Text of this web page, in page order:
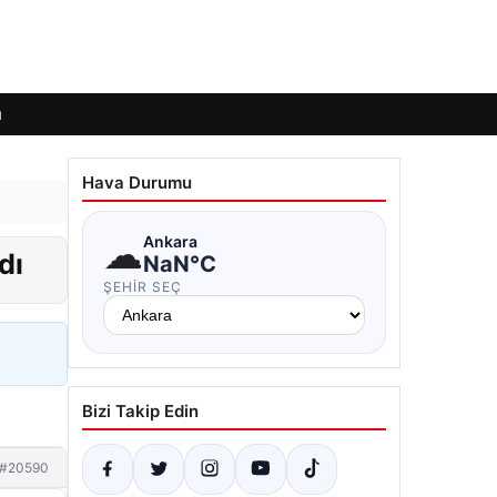
#20590
Hava Durumu
☁Ankara
NaN°C
ŞEHIR SEÇ
Bizi Takip Edin